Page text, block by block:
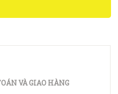
VÀ GIAO HÀNG